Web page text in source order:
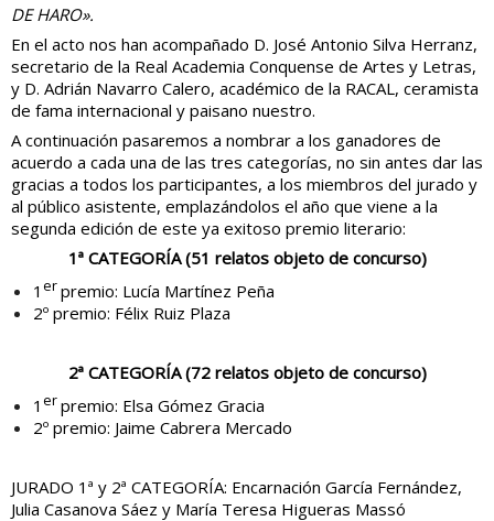
DE HARO».
En el acto nos han acompañado D. José Antonio Silva Herranz,
secretario de la Real Academia Conquense de Artes y Letras,
y D. Adrián Navarro Calero, académico de la RACAL, ceramista
de fama internacional y paisano nuestro.
A continuación pasaremos a nombrar a los ganadores de
acuerdo a cada una de las tres categorías, no sin antes dar las
gracias a todos los participantes, a los miembros del jurado y
al público asistente, emplazándolos el año que viene a la
segunda edición de este ya exitoso premio literario:
1ª CATEGORÍA (51 relatos objeto de concurso)
1 erpremio: Lucía Martínez Peña
2º premio: Félix Ruiz Plaza
2ª CATEGORÍA (72 relatos objeto de concurso)
1 erpremio: Elsa Gómez Gracia
2º premio: Jaime Cabrera Mercado
JURADO 1ª y 2ª CATEGORÍA: Encarnación García Fernández,
Julia Casanova Sáez y María Teresa Higueras Massó